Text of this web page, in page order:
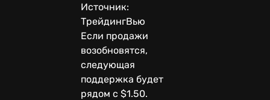
Источник:
ТрейдингВью
Если продажи
возобновятся,
следующая
поддержка будет
рядом с $1.50.